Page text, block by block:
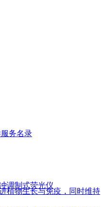
务名录
调制式荧光仪
植物生长与免疫，同时维持